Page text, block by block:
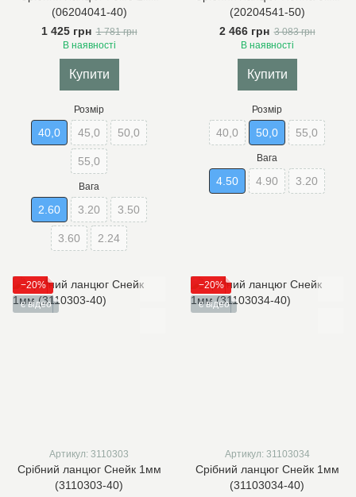
(06204041-40)
1 425 грн 1 781 грн
В наявності
Купити
Розмір
40,0 45,0 50,0
55,0
Вага
2.60 3.20 3.50
3.60 2.24
(20204541-50)
2 466 грн 3 083 грн
В наявності
Купити
Розмір
40,0 50,0 55,0
Вага
4.50 4.90 3.20
−20%
є відео
Артикул: 3110303
Срібний ланцюг Снейк 1мм
(3110303-40)
−20%
є відео
Артикул: 31103034
Срібний ланцюг Снейк 1мм
(31103034-40)